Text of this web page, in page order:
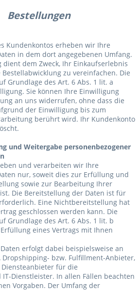
Bestellungen
Kundenkontos erheben wir Ihre
in dem dort angegebenen Umfang.
dem Zweck, Ihr Einkaufserlebnis
zu vereinfachen. Die
Grundlage des Art. 6 Abs. 1 lit. a
Sie können Ihre Einwilligung
an uns widerrufen, ohne dass die
der Einwilligung bis zum
berührt wird. Ihr Kundenkonto
und Weitergabe personenbezogener
und verarbeiten wir Ihre
nur, soweit dies zur Erfüllung und
sowie zur Bearbeitung Ihrer
Die Bereitstellung der Daten ist für
Eine Nichtbereitstellung hat
geschlossen werden kann. Die
Grundlage des Art. 6 Abs. 1 lit. b
eines Vertrags mit Ihnen
erfolgt dabei beispielsweise an
bzw. Fulfillment-Anbieter,
für die
Dienstleister. In allen Fällen beachten
Vorgaben. Der Umfang der